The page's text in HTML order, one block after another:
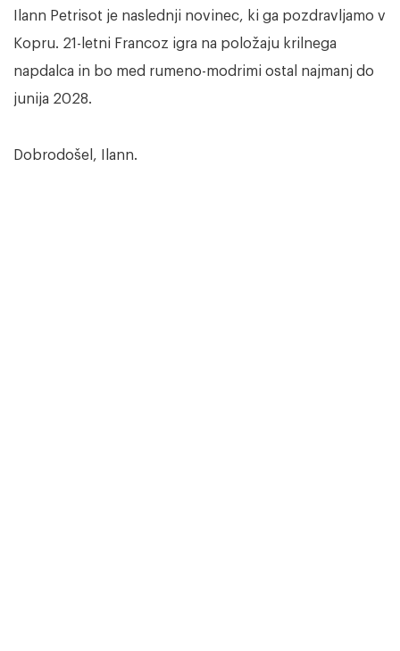
Ilann Petrisot je naslednji novinec, ki ga pozdravljamo v
Kopru. 21-letni Francoz igra na položaju krilnega
napdalca in bo med rumeno-modrimi ostal najmanj do
junija 2028.
Dobrodošel, Ilann.